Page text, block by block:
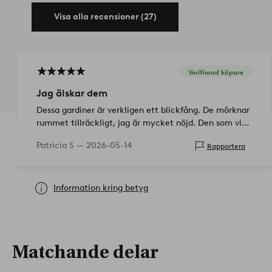
Visa alla recensioner (27)
Verifierad köpare
Jag älskar dem
Dessa gardiner är verkligen ett blickfång. De mörknar
rummet tillräckligt, jag är mycket nöjd. Den som vill
Patricia S — 2026-05-14 Rapportera
Information kring betyg
Matchande delar